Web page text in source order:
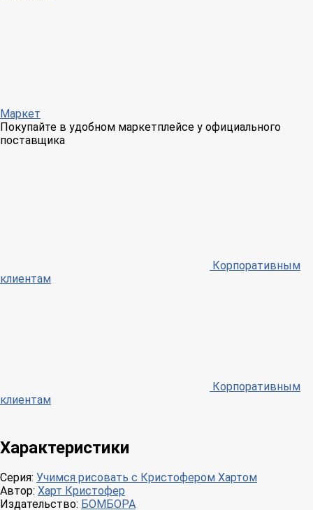
Маркет
Покупайте в удобном маркетплейсе у официального
поставщика
Корпоративным
клиентам
Корпоративным
клиентам
Характеристики
Серия: Учимся рисовать с Кристофером Хартом
Автор: Харт Кристофер
Издательство: БОМБОРА